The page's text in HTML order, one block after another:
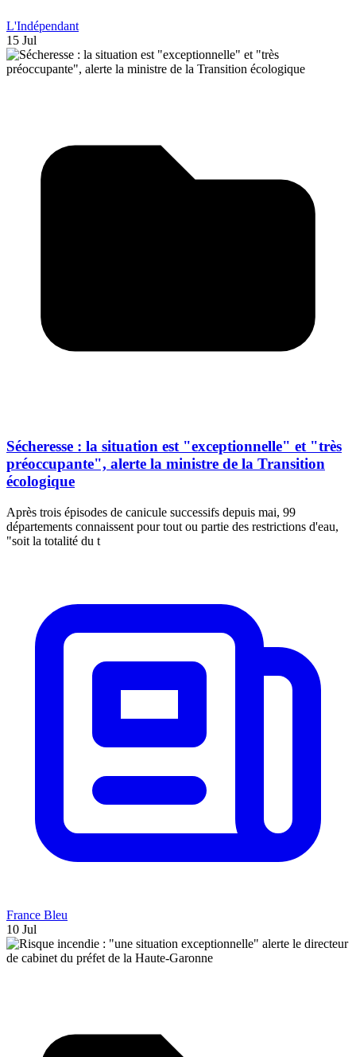
L'Indépendant
15 Jul
Sécheresse : la situation est "exceptionnelle" et "très
préoccupante", alerte la ministre de la Transition
écologique
Après trois épisodes de canicule successifs depuis mai, 99
départements connaissent pour tout ou partie des restrictions d'eau,
"soit la totalité du t
France Bleu
10 Jul